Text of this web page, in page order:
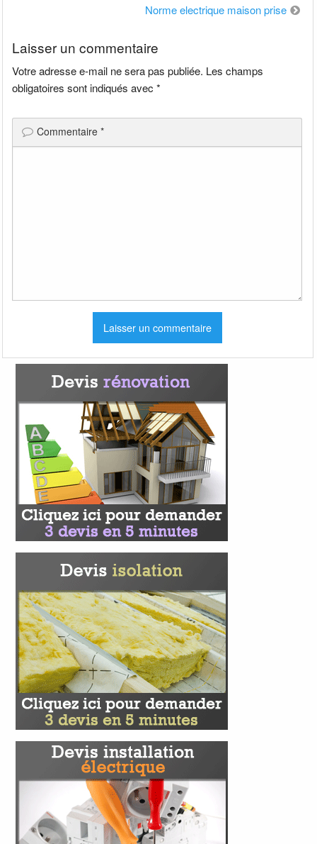
Norme electrique maison prise
Laisser un commentaire
Votre adresse e-mail ne sera pas publiée. Les champs
obligatoires sont indiqués avec*
Commentaire*